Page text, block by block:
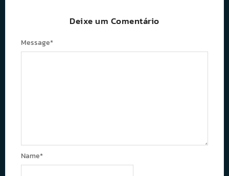
Deixe um Comentário
Message*
Name*